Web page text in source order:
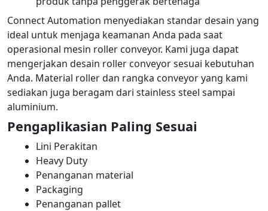
Connect Automation menyediakan standar desain yang
ideal untuk menjaga keamanan Anda pada saat
operasional mesin roller conveyor. Kami juga dapat
mengerjakan desain roller conveyor sesuai kebutuhan
Anda. Material roller dan rangka conveyor yang kami
sediakan juga beragam dari stainless steel sampai
aluminium.
Pengaplikasian Paling Sesuai
Lini Perakitan
Heavy Duty
Penanganan material
Packaging
Penanganan pallet